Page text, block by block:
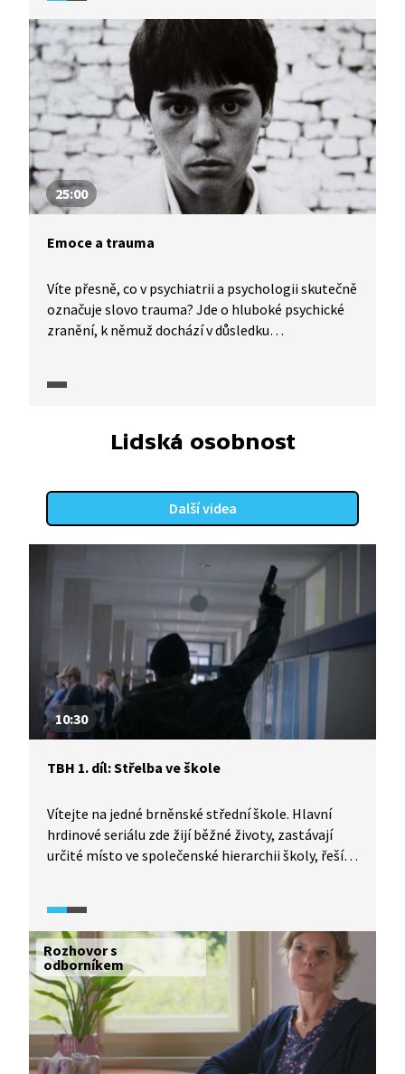
situace pomohla. Posunout se, poznat se a najít
cestu ke spřízněným duším.
25:00
Emoce a trauma
Víte přesně, co v psychiatrii a psychologii skutečně
označuje slovo trauma? Jde o hluboké psychické
zranění, k němuž dochází v důsledku
je člověk vystaven extrémní hrůze a cítí se vůči ní
tím, že dál výrazně ovlivňuje náš život, někdy
i v podobě psychóz a neuróz. Podaří-li se nám ho
porozumění a empatie a někdy i ke spirituální
zkušenosti. Pořadem provází současný ředitel
Lidská osobnost
Další videa
10:30
TBH 1. díl: Střelba ve škole
Vítejte na jedné brněnské střední škole. Hlavní
hrdinové seriálu zde žijí běžné životy, zastávají
určité místo ve společenské hierarchii školy, řeší
dojde přímo ve škole ke střelbě. Bude někdo
zraněn? Kdo je viník? A kdo oběť? A proč k tomu
všemu došlo?
Rozhovor s
odborníkem